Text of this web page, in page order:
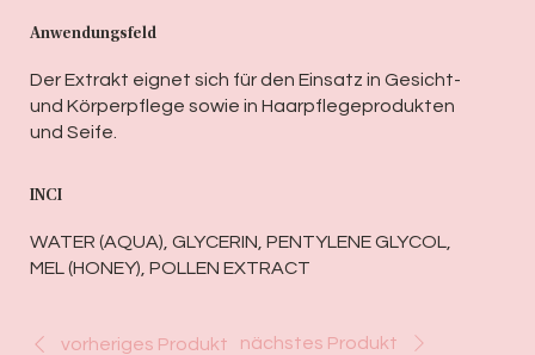
vorheriges Produkt nächstes Produkt
Anwendungsfeld
Der Extrakt eignet sich für den Einsatz in Gesicht-
und Körperpflege sowie in Haarpflegeprodukten
und Seife.
INCI
WATER (AQUA), GLYCERIN, PENTYLENE GLYCOL,
MEL (HONEY), POLLEN EXTRACT